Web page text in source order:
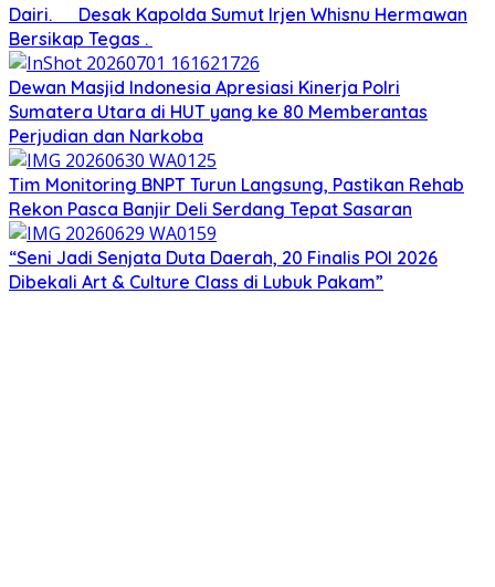
Dairi. Desak Kapolda Sumut Irjen Whisnu Hermawan
Bersikap Tegas .
Dewan Masjid Indonesia Apresiasi Kinerja Polri
Sumatera Utara di HUT yang ke 80 Memberantas
Perjudian dan Narkoba
Tim Monitoring BNPT Turun Langsung, Pastikan Rehab
Rekon Pasca Banjir Deli Serdang Tepat Sasaran
“Seni Jadi Senjata Duta Daerah, 20 Finalis POI 2026
Dibekali Art & Culture Class di Lubuk Pakam”